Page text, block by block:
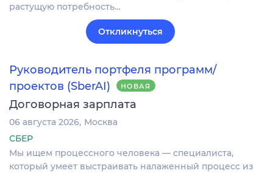
растущую потребность…
Откликнуться
Руководитель портфеля программ/
проектов (SberAI)
НОВАЯ
Договорная зарплата
06 августа 2026 Москва
СБЕР
Мы ищем процессного человека — специалиста,
который умеет выстраивать налаженный процесс из